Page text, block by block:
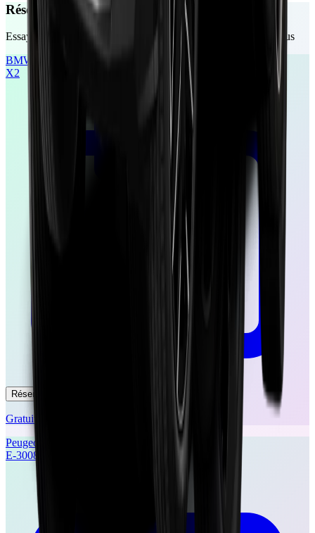
Réservez votre essai gratuit
Essayez ces véhicules chez un concessionnaire près de chez vous
BMW
X2
Réserver un essai
Gratuit et sans engagement
Peugeot
E-3008